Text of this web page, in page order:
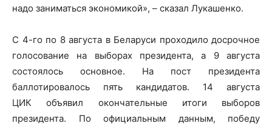
надо заниматься экономикой», – сказал Лукашенко.
С 4-го по 8 августа в Беларуси проходило досрочное
голосование на выборах президента, а 9 августа
состоялось основное. На пост президента
баллотировалось пять кандидатов. 14 августа
ЦИК объявил окончательные итоги выборов
президента. По официальным данным, победу